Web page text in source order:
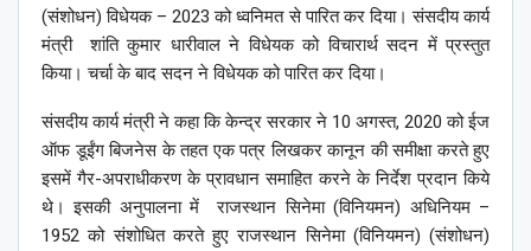
(संशोधन) विधेयक – 2023 को ध्वनिमत से पारित कर दिया। संसदीय कार्य
मंत्री शांति कुमार धारीवाल ने विधेयक को विचारार्थ सदन में प्रस्तुत
किया। चर्चा के बाद सदन ने विधेयक को पारित कर दिया।
संसदीय कार्य मंत्री ने कहा कि केन्द्र सरकार ने 10 अगस्त, 2020 को ईज
ऑफ डूईंग बिजनेस के तहत एक पत्र लिखकर कानून की समीक्षा करते हुए
इसमें गैर-अपराधीकरण के प्रावधान समाहित करने के निर्देश प्रदान किये
थे। इसकी अनुपालना में राजस्थान सिनेमा (विनियमन) अधिनियम –
1952 को संशोधित करते हुए राजस्थान सिनेमा (विनियमन) (संशोधन)